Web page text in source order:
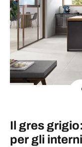
Il gres
per gli interni